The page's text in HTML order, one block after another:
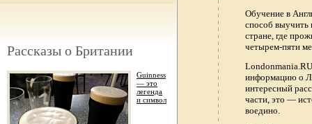
Рассказы о Британии
Guinness
— это
легенда
и символ
Обучение в
способ выучить
стране, где
четырем-пяти
информацию о
интересный
части, это —
воедино.